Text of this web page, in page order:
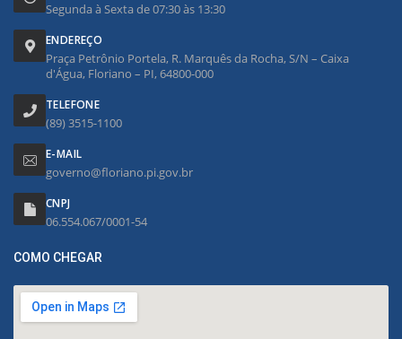
Segunda à Sexta de 07:30 às 13:30
ENDEREÇO
Praça Petrônio Portela, R. Marquês da Rocha, S/N – Caixa
d'Água, Floriano – PI, 64800-000
TELEFONE
(89) 3515-1100
E-MAIL
governo@floriano.pi.gov.br
CNPJ
06.554.067/0001-54
COMO CHEGAR